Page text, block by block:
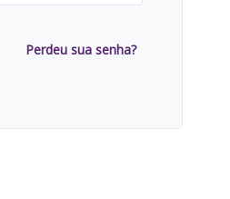
Perdeu sua senha?